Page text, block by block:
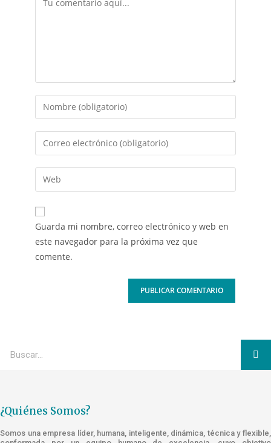
Guarda mi nombre, correo electrónico y web en
este navegador para la próxima vez que
comente.
¿Quiénes Somos?
Somos una empresa líder, humana, inteligente, dinámica, técnica y flexible,